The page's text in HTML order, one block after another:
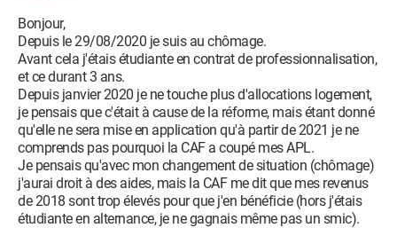
Bonjour,
Depuis le 29/08/2020 je suis au chômage.
Avant cela j'étais étudiante en contrat de professionnalisation,
et ce durant 3 ans.
Depuis janvier 2020 je ne touche plus d'allocations logement,
je pensais que c'était à cause de la réforme, mais étant donné
qu'elle ne sera mise en application qu'à partir de 2021 je ne
comprends pas pourquoi la CAF a coupé mes APL.
Je pensais qu'avec mon changement de situation (chômage)
j'aurai droit à des aides, mais la CAF me dit que mes revenus
de 2018 sont trop élevés pour que j'en bénéficie (hors j'étais
étudiante en alternance, je ne gagnais même pas un smic).